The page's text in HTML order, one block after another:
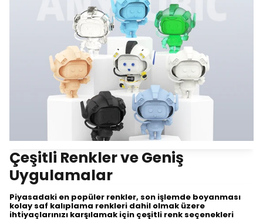
Çeşitli Renkler ve Geniş
Uygulamalar
Piyasadaki en popüler renkler, son işlemde boyanması
kolay saf kalıplama renkleri dahil olmak üzere
ihtiyaçlarınızı karşılamak için çeşitli renk seçenekleri